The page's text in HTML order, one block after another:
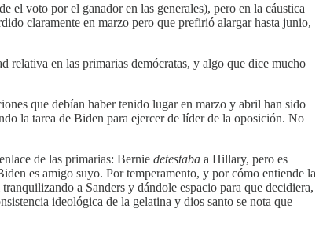
el voto por el ganador en las generales), pero en la cáustica
claramente en marzo pero que prefirió alargar hasta junio,
relativa en las primarias demócratas, y algo que dice mucho
que debían haber tenido lugar en marzo y abril han sido
la tarea de Biden para ejercer de líder de la oposición. No
de las primarias: Bernie detestaba a Hillary, pero es
es amigo suyo. Por temperamento, y por cómo entiende la
a Sanders y dándole espacio para que decidiera,
ideológica de la gelatina y dios santo se nota que